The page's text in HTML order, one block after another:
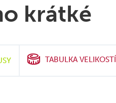
krátké
TABULKA VELIKOSTÍ